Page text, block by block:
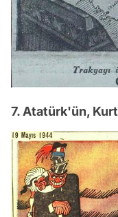
7. Atatürk'ün,